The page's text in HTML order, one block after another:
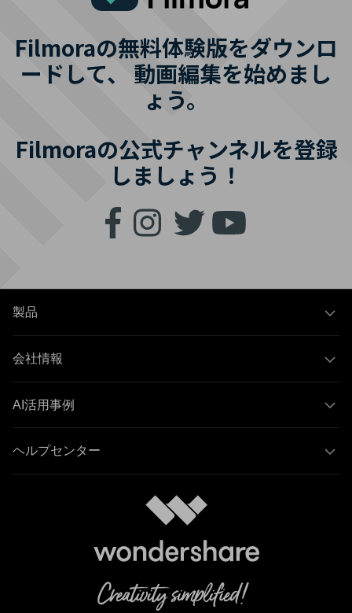
Filmoraの無料体験版をダウンロ
ードして、 動画編集を始めまし
ょう。
Filmoraの公式チャンネルを登録
しましょう！
製品
会社情報
AI活用事例
ヘルプセンター